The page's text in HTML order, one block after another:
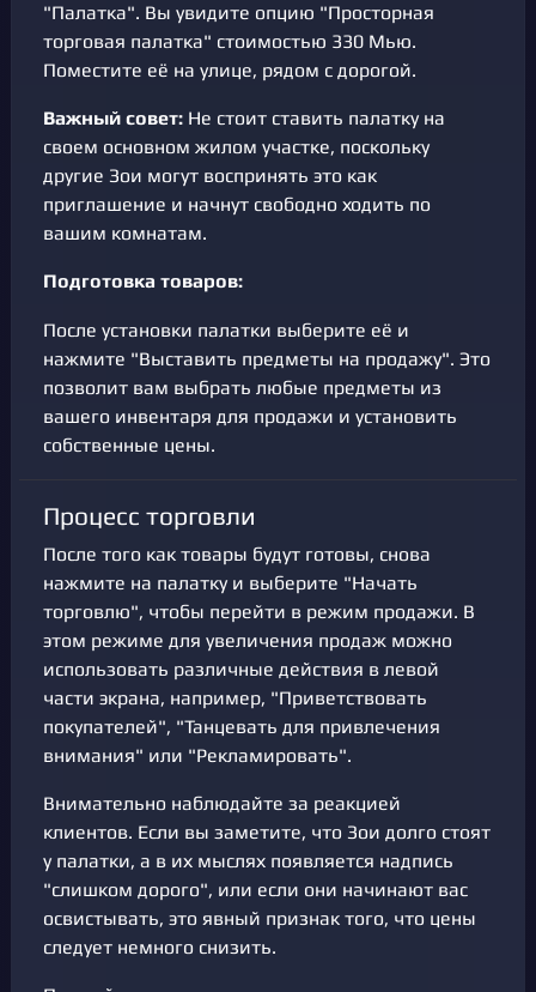
"Палатка". Вы увидите опцию "Просторная
торговая палатка" стоимостью 330 Мью.
Поместите её на улице, рядом с дорогой.
Важный совет: Не стоит ставить палатку на
своем основном жилом участке, поскольку
другие Зои могут воспринять это как
приглашение и начнут свободно ходить по
вашим комнатам.
Подготовка товаров:
После установки палатки выберите её и
нажмите "Выставить предметы на продажу". Это
позволит вам выбрать любые предметы из
вашего инвентаря для продажи и установить
собственные цены.
Процесс торговли
После того как товары будут готовы, снова
нажмите на палатку и выберите "Начать
торговлю", чтобы перейти в режим продажи. В
этом режиме для увеличения продаж можно
использовать различные действия в левой
части экрана, например, "Приветствовать
покупателей", "Танцевать для привлечения
внимания" или "Рекламировать".
Внимательно наблюдайте за реакцией
клиентов. Если вы заметите, что Зои долго стоят
у палатки, а в их мыслях появляется надпись
"слишком дорого", или если они начинают вас
освистывать, это явный признак того, что цены
следует немного снизить.